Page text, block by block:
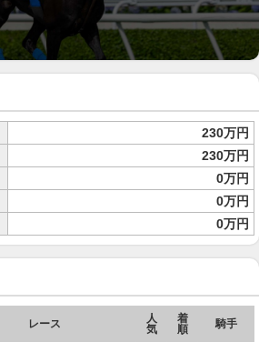
230万円
230万円
0万円
0万円
0万円
レース
人
気
着
順
騎手